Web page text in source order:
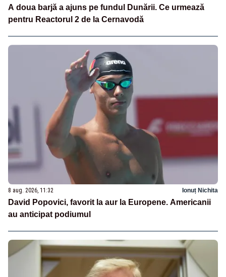
A doua barjă a ajuns pe fundul Dunării. Ce urmează
pentru Reactorul 2 de la Cernavodă
8 aug. 2026, 11:32 Ionuț Nichita
David Popovici, favorit la aur la Europene. Americanii
au anticipat podiumul